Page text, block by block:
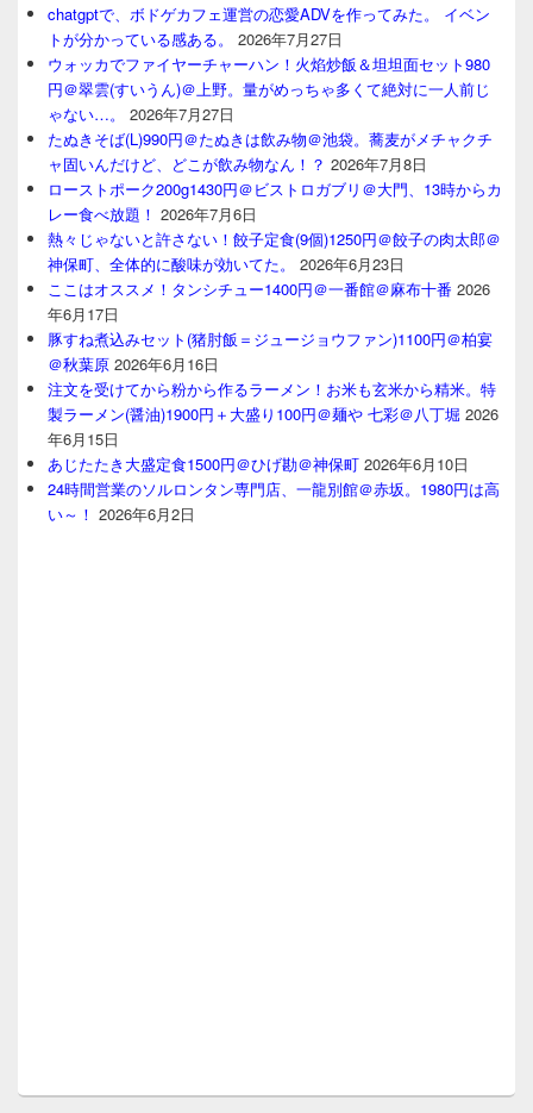
chatgptで、ボドゲカフェ運営の恋愛ADVを作ってみた。 イベン
トが分かっている感ある。
2026年7月27日
ウォッカでファイヤーチャーハン！火焰炒飯＆坦坦面セット980
円＠翠雲(すいうん)＠上野。量がめっちゃ多くて絶対に一人前じ
ゃない…。
2026年7月27日
たぬきそば(L)990円＠たぬきは飲み物＠池袋。蕎麦がメチャクチ
ャ固いんだけど、どこが飲み物なん！？ 2026年7月8日
ローストポーク200g1430円＠ビストロガブリ＠大門、13時からカ
レー食べ放題！ 2026年7月6日
熱々じゃないと許さない！餃子定食(9個)1250円＠餃子の肉太郎＠
神保町、全体的に酸味が効いてた。
2026年6月23日
ここはオススメ！タンシチュー1400円＠一番館＠麻布十番 2026
年6月17日
豚すね煮込みセット(猪肘飯＝ジュージョウファン)1100円＠柏宴
＠秋葉原 2026年6月16日
注文を受けてから粉から作るラーメン！お米も玄米から精米。特
製ラーメン(醤油)1900円＋大盛り100円＠麺や 七彩＠八丁堀 2026
年6月15日
あじたたき大盛定食1500円＠ひげ勘＠神保町 2026年6月10日
24時間営業のソルロンタン専門店、一龍別館＠赤坂。1980円は高
い～！ 2026年6月2日